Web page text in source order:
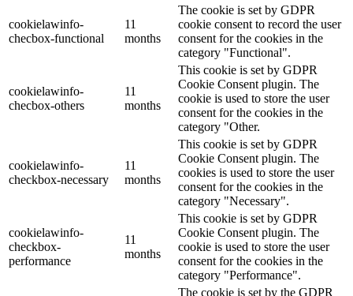
cookielawinfo-
checbox-functional
11
months
The cookie is set by GDPR
cookie consent to record the user
consent for the cookies in the
category "Functional".
cookielawinfo-
checbox-others
11
months
This cookie is set by GDPR
Cookie Consent plugin. The
cookie is used to store the user
consent for the cookies in the
category "Other.
cookielawinfo-
checkbox-necessary
11
months
This cookie is set by GDPR
Cookie Consent plugin. The
cookies is used to store the user
consent for the cookies in the
category "Necessary".
cookielawinfo-
checkbox-
performance
11
months
This cookie is set by GDPR
Cookie Consent plugin. The
cookie is used to store the user
consent for the cookies in the
category "Performance".
The cookie is set by the GDPR